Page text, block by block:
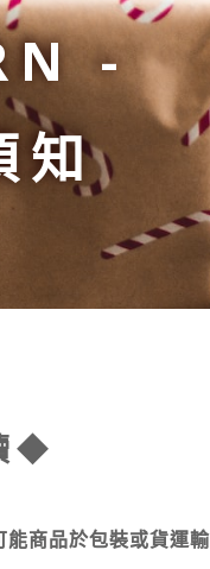
-
知
◆
商品於包裝或貨運輸